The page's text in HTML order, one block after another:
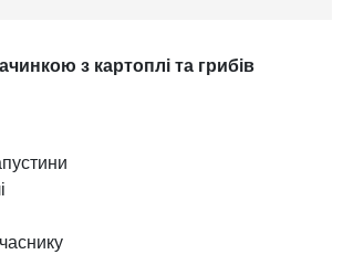
з картоплі та грибів